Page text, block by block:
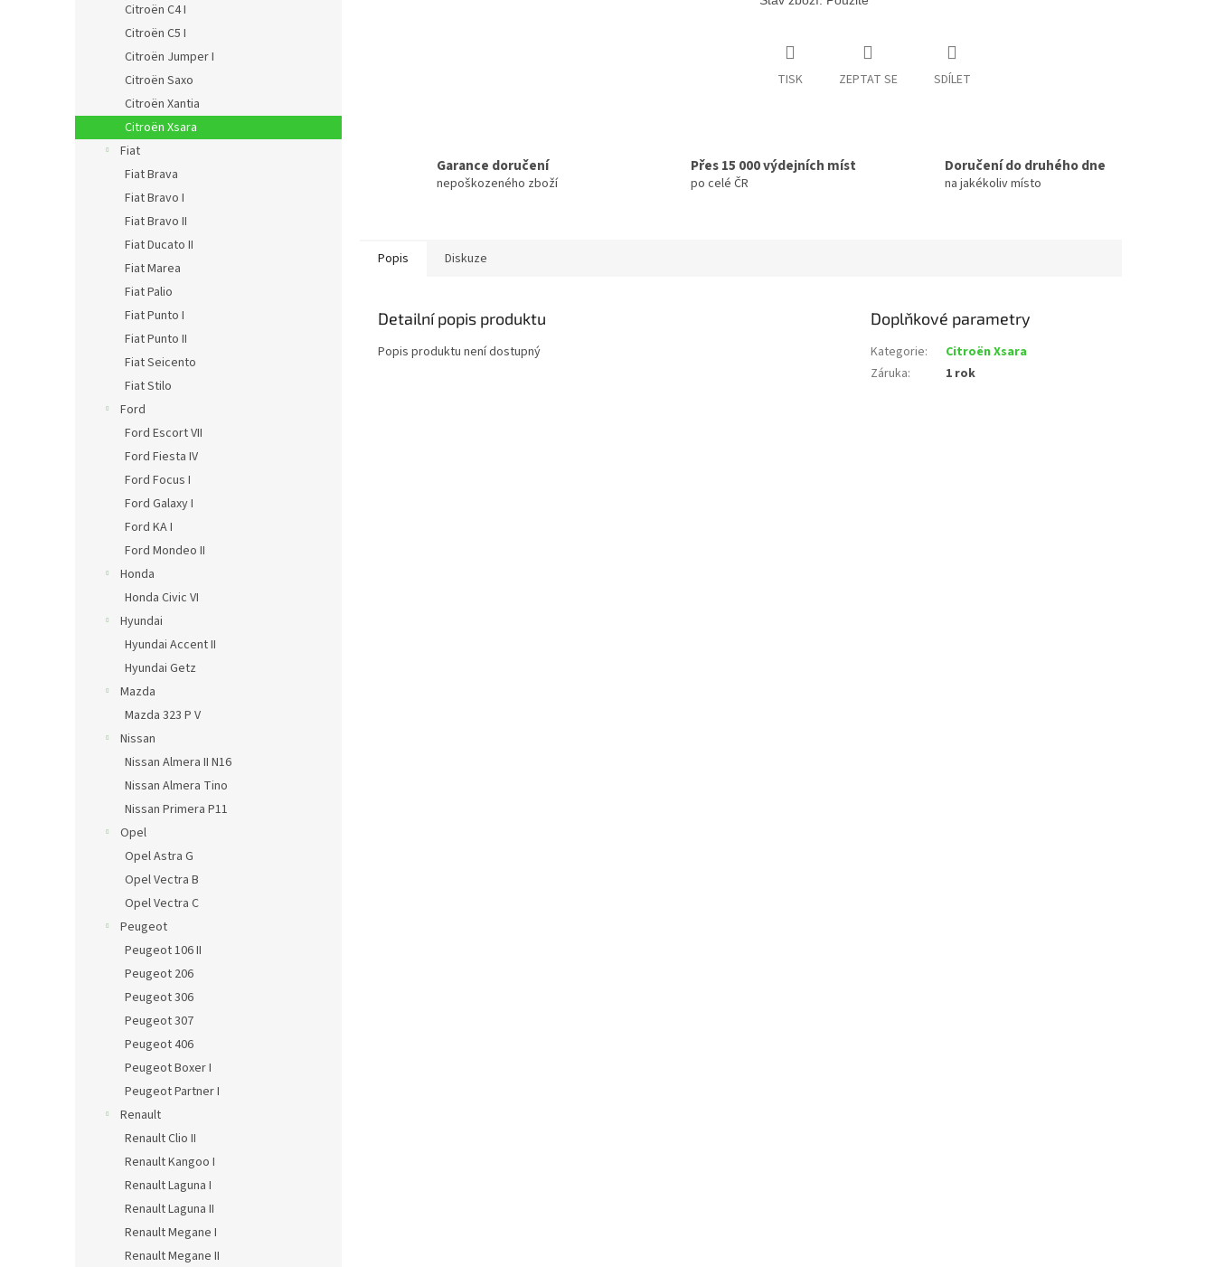
Citroën C4 I
Citroën C5 I
Citroën Jumper I
Citroën Saxo
Citroën Xantia
Citroën Xsara
Fiat
Fiat Brava
Fiat Bravo I
Fiat Bravo II
Fiat Ducato II
Fiat Marea
Fiat Palio
Fiat Punto I
Fiat Punto II
Fiat Seicento
Fiat Stilo
Ford
Ford Escort VII
Ford Fiesta IV
Ford Focus I
Ford Galaxy I
Ford KA I
Ford Mondeo II
Honda
Honda Civic VI
Hyundai
Hyundai Accent II
Hyundai Getz
Mazda
Mazda 323 P V
Nissan
Nissan Almera II N16
Nissan Almera Tino
Nissan Primera P11
Opel
Opel Astra G
Opel Vectra B
Opel Vectra C
Peugeot
Peugeot 106 II
Peugeot 206
Peugeot 306
Peugeot 307
Peugeot 406
Peugeot Boxer I
Peugeot Partner I
Renault
Renault Clio II
Renault Kangoo I
Renault Laguna I
Renault Laguna II
Renault Megane I
Renault Megane II
TISK ZEPTAT SE SDÍLET
Garance doručení
nepoškozeného zboží
Přes 15 000 výdejních míst
po celé ČR
Doručení do druhého dne
na jakékoliv místo
Popis Diskuze
Detailní popis produktu
Popis produktu není dostupný
Doplňkové parametry
Kategorie:
Citroën Xsara
Záruka: 1 rok